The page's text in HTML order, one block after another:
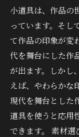
小道具は、作品の
っています。そし
て作品の印象が変
代を舞台にした作
が出ます。しかし
えば、やわらかな
現代を舞台とした
道具を使うと応用
できます。 素材選